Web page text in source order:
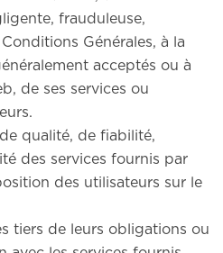
frauduleuse,
Générales, à la
acceptés ou à
de ses services ou
qualité, de fiabilité,
des services fournis par
des utilisateurs sur le
tiers de leurs obligations ou